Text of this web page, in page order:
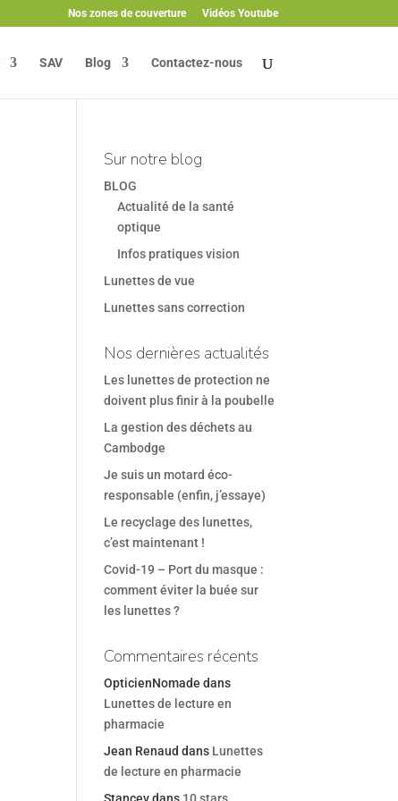
Nos zones de couverture Vidéos Youtube
SAV Blog Contactez-nous
Sur notre blog
BLOG
Actualité de la santé
optique
Infos pratiques vision
Lunettes de vue
Lunettes sans correction
Nos dernières actualités
Les lunettes de protection ne
doivent plus finir à la poubelle
La gestion des déchets au
Cambodge
Je suis un motard éco-
responsable (enfin, j’essaye)
Le recyclage des lunettes,
c’est maintenant !
Covid-19 – Port du masque :
comment éviter la buée sur
les lunettes ?
Commentaires récents
OpticienNomade dans
Lunettes de lecture en
pharmacie
Jean Renaud dans Lunettes
de lecture en pharmacie